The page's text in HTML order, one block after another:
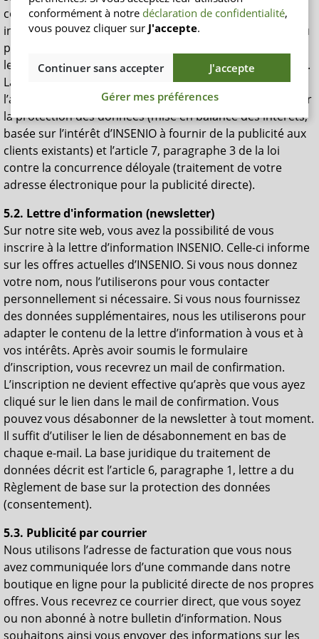
communication selon les tarifs de base. Une notification
informelle par mail ou aux coordonnées mentionnées au
point 1. sont suffisantes. Vous pouvez également utiliser
le lien de désabonnement contenu dans chaque courriel.
La base juridique du traitement de données décrit est
l’article 6, paragraphe 1, lettre f du règlement de base sur
la protection des données (mise en balance des intérêts,
basée sur l’intérêt d’INSENIO à fournir de la publicité aux
clients existants) et l’article 7, paragraphe 3 de la loi
contre la concurrence déloyale (traitement de votre
adresse électronique pour la publicité directe).
5.2. Lettre d'information (newsletter)
Sur notre site web, vous avez la possibilité de vous
inscrire à la lettre d’information INSENIO. Celle-ci informe
sur les offres actuelles d’INSENIO. Si vous nous donnez
votre nom, nous l’utiliserons pour vous contacter
personnellement si nécessaire. Si vous nous fournissez
des données supplémentaires, nous les utiliserons pour
adapter le contenu de la lettre d’information à vous et à
vos intérêts. Après avoir soumis le formulaire
d’inscription, vous recevrez un mail de confirmation.
L’inscription ne devient effective qu’après que vous ayez
cliqué sur le lien dans le mail de confirmation. Vous
pouvez vous désabonner de la newsletter à tout moment.
Il suffit d’utiliser le lien de désabonnement en bas de
chaque e-mail. La base juridique du traitement de
données décrit est l’article 6, paragraphe 1, lettre a du
Règlement de base sur la protection des données
(consentement).
5.3. Publicité par courrier
Nous utilisons l’adresse de facturation que vous nous
avez communiquée lors d’une commande dans notre
boutique en ligne pour la publicité directe de nos propres
offres. Vous recevrez ce courrier direct, que vous soyez
ou non abonné à notre bulletin d’information. Nous
souhaitons ainsi vous envoyer des informations sur les
conformément à notre déclaration de confidentialité,
vous pouvez cliquer sur J'accepte.
Continuer sans accepter
J'accepte
Gérer mes préférences